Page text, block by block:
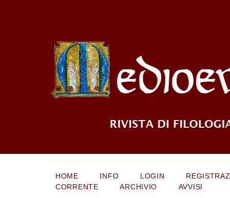
HOME INFO LOGIN
CORRENTE
ARCHIVIO AVVISI